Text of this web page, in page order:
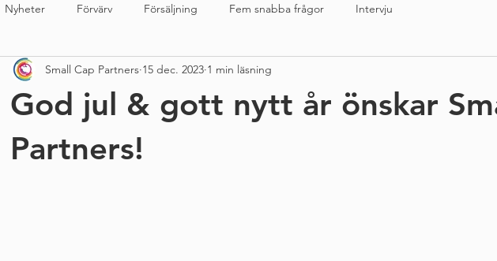
Nyheter Förvärv Försäljning Fem snabba frågor Intervju
God jul & gott nytt år önskar
Partners!
Small Cap Partners 15 dec. 2023 1 min läsning